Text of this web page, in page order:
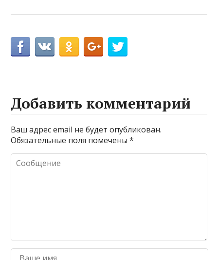
Добавить комментарий
Ваш адрес email не будет опубликован.
Обязательные поля помечены*